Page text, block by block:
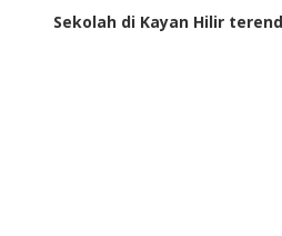
Sekolah di Kayan Hilir